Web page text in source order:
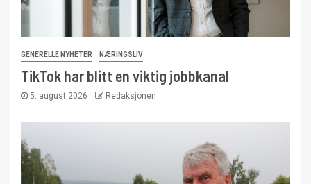
GENERELLE NYHETER NÆRINGSLIV
TikTok har blitt en viktig jobbkanal
5. august 2026 Redaksjonen